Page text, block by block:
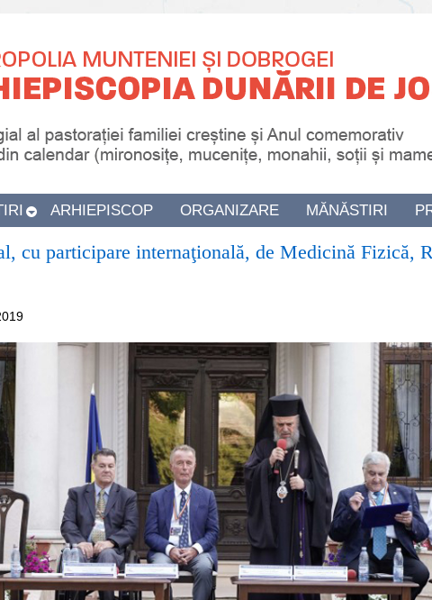
ARHIEPISCOP ORGANIZARE MĂNĂSTIRI
cu participare internaţională, de Medicină Fizică,